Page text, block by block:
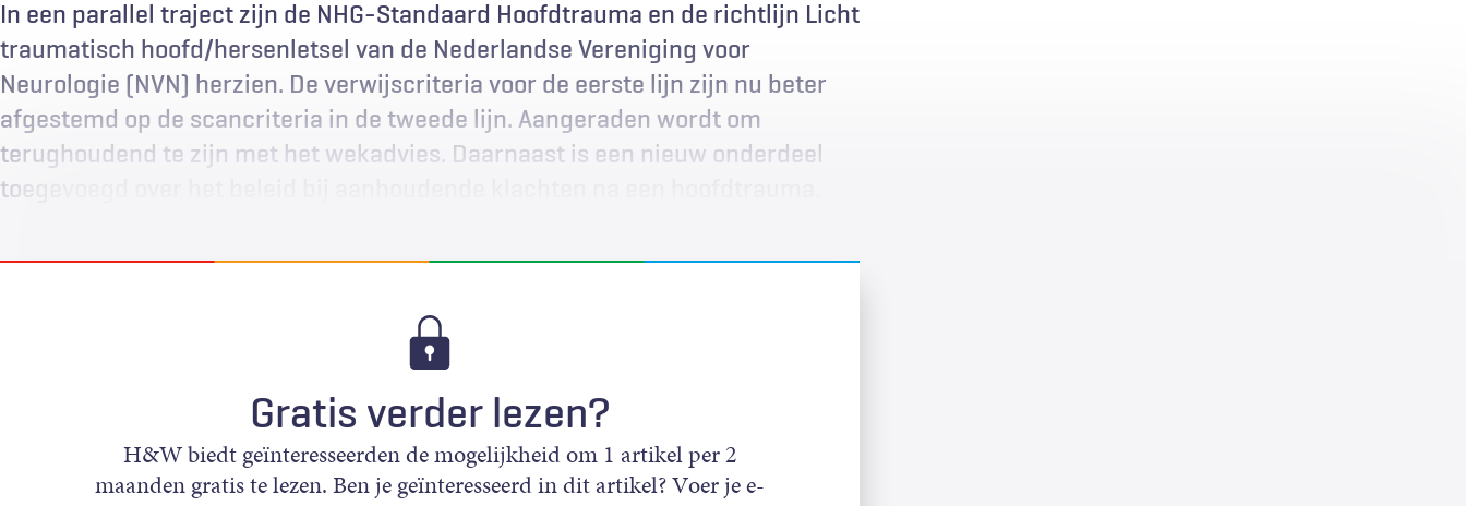
In een parallel traject zijn de NHG-Standaard Hoofdtrauma en de richtlijn Licht
traumatisch hoofd/hersenletsel van de Nederlandse Vereniging voor
Neurologie (NVN) herzien. De verwijscriteria voor de eerste lijn zijn nu beter
afgestemd op de scancriteria in de tweede lijn. Aangeraden wordt om
terughoudend te zijn met het wekadvies. Daarnaast is een nieuw onderdeel
toegevoegd over het beleid bij aanhoudende klachten na een hoofdtrauma.
Gratis verder lezen?
H&W biedt geïnteresseerden de mogelijkheid om 1 artikel per 2
maanden gratis te lezen. Ben je geïnteresseerd in dit artikel? Voer je e-